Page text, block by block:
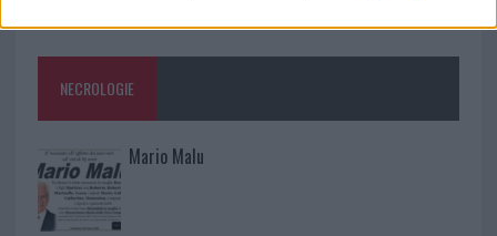
NECROLOGIE
Mario Malu